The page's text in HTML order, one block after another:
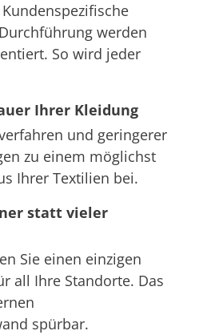
werden
So wird jeder
Ihrer Kleidung
und geringerer
zu einem möglichst
Ihrer Textilien bei.
statt vieler
Sie einen einzigen
all Ihre Standorte. Das
spürbar.